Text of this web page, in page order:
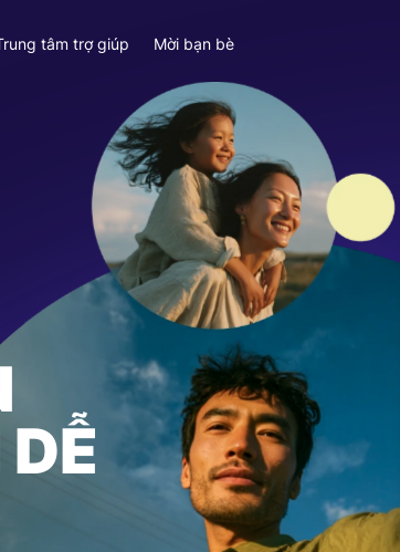
tâm trợ giúp Mời bạn bè